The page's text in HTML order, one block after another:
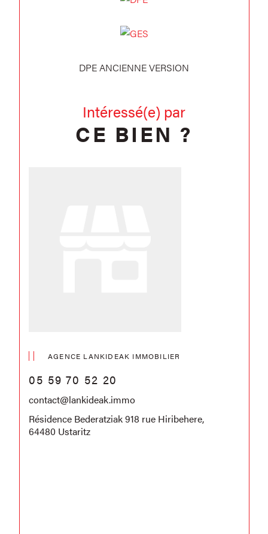
DPE ANCIENNE VERSION
Intéressé(e) par
CE BIEN ?
AGENCE LANKIDEAK IMMOBILIER
05 59 70 52 20
contact@lankideak.immo
Résidence Bederatziak 918 rue Hiribehere,
64480 Ustaritz